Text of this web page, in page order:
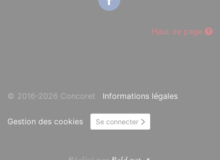
Haut de page
© 2016-2026 Concoret Informations légales
Gestion des cookies Se connecter